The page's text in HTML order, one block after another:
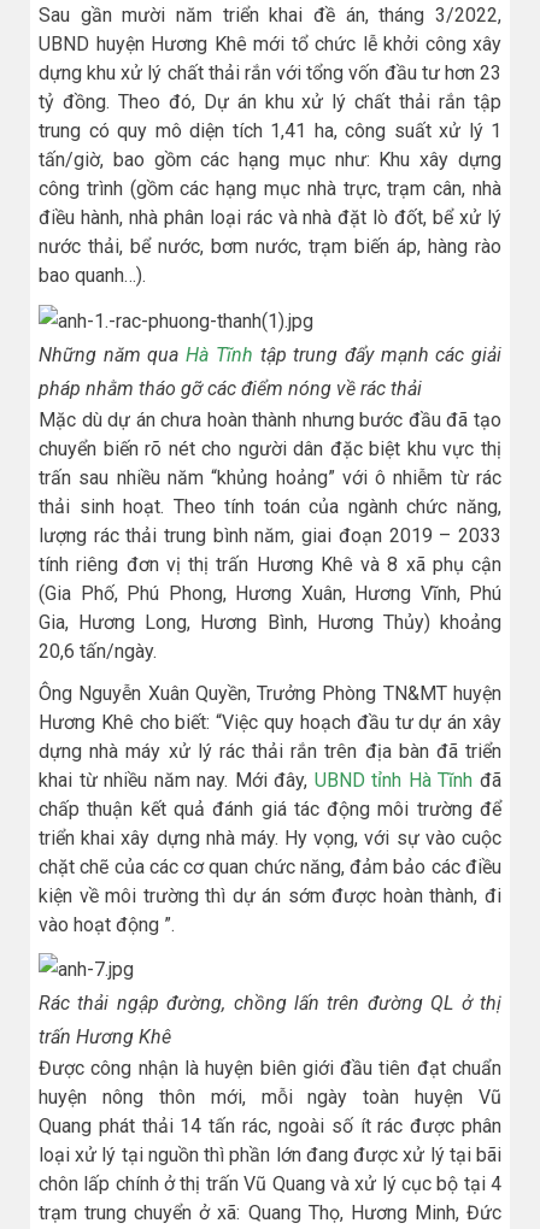
Sau gần mười năm triển khai đề án, tháng 3/2022,
UBND huyện Hương Khê mới tổ chức lễ khởi công xây
dựng khu xử lý chất thải rắn với tổng vốn đầu tư hơn 23
tỷ đồng. Theo đó, Dự án khu xử lý chất thải rắn tập
trung có quy mô diện tích 1,41 ha, công suất xử lý 1
tấn/giờ, bao gồm các hạng mục như: Khu xây dựng
công trình (gồm các hạng mục nhà trực, trạm cân, nhà
điều hành, nhà phân loại rác và nhà đặt lò đốt, bể xử lý
nước thải, bể nước, bơm nước, trạm biến áp, hàng rào
bao quanh…).
Những năm quaHà Tĩnh tập trung đẩy mạnh các giải
pháp nhằm tháo gỡ các điểm nóng về rác thải
Mặc dù dự án chưa hoàn thành nhưng bước đầu đã tạo
chuyển biến rõ nét cho người dân đặc biệt khu vực thị
trấn sau nhiều năm “khủng hoảng” với ô nhiễm từ rác
thải sinh hoạt. Theo tính toán của ngành chức năng,
lượng rác thải trung bình năm, giai đoạn 2019 – 2033
tính riêng đơn vị thị trấn Hương Khê và 8 xã phụ cận
(Gia Phố, Phú Phong, Hương Xuân, Hương Vĩnh, Phú
Gia, Hương Long, Hương Bình, Hương Thủy) khoảng
20,6 tấn/ngày.
Ông Nguyễn Xuân Quyền, Trưởng Phòng TN&MT huyện
Hương Khê cho biết: “Việc quy hoạch đầu tư dự án xây
dựng nhà máy xử lý rác thải rắn trên địa bàn đã triển
khai từ nhiều năm nay. Mới đây, UBND tỉnh Hà Tĩnh đã
chấp thuận kết quả đánh giá tác động môi trường để
triển khai xây dựng nhà máy. Hy vọng, với sự vào cuộc
chặt chẽ của các cơ quan chức năng, đảm bảo các điều
kiện về môi trường thì dự án sớm được hoàn thành, đi
vào hoạt động ”.
Rác thải ngập đường, chồng lấn trên đường QL ở thị
trấn Hương Khê
Được công nhận là huyện biên giới đầu tiên đạt chuẩn
huyện nông thôn mới, mỗi ngày toàn huyện Vũ
Quang phát thải 14 tấn rác, ngoài số ít rác được phân
loại xử lý tại nguồn thì phần lớn đang được xử lý tại bãi
chôn lấp chính ở thị trấn Vũ Quang và xử lý cục bộ tại 4
trạm trung chuyển ở xã: Quang Thọ, Hương Minh, Đức